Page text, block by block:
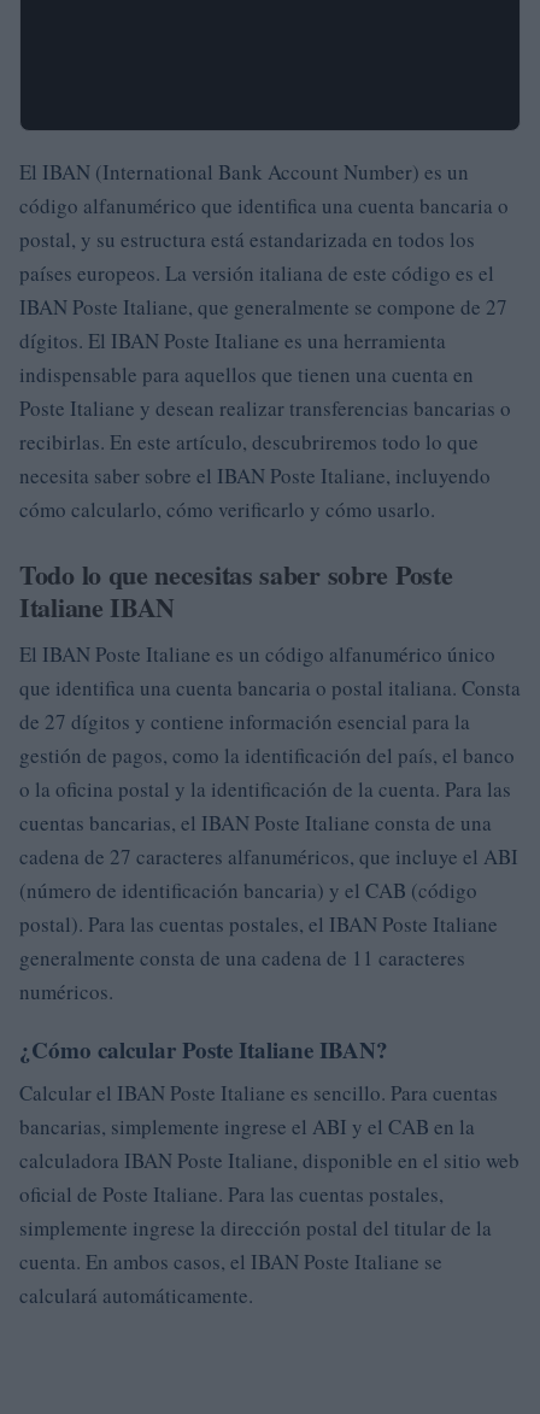
El IBAN (International Bank Account Number) es un
código alfanumérico que identifica una cuenta bancaria o
postal, y su estructura está estandarizada en todos los
países europeos. La versión italiana de este código es el
IBAN Poste Italiane, que generalmente se compone de 27
dígitos. El IBAN Poste Italiane es una herramienta
indispensable para aquellos que tienen una cuenta en
Poste Italiane y desean realizar transferencias bancarias o
recibirlas. En este artículo, descubriremos todo lo que
necesita saber sobre el IBAN Poste Italiane, incluyendo
cómo calcularlo, cómo verificarlo y cómo usarlo.
Todo lo que necesitas saber sobre Poste
Italiane IBAN
El IBAN Poste Italiane es un código alfanumérico único
que identifica una cuenta bancaria o postal italiana. Consta
de 27 dígitos y contiene información esencial para la
gestión de pagos, como la identificación del país, el banco
o la oficina postal y la identificación de la cuenta. Para las
cuentas bancarias, el IBAN Poste Italiane consta de una
cadena de 27 caracteres alfanuméricos, que incluye el ABI
(número de identificación bancaria) y el CAB (código
postal). Para las cuentas postales, el IBAN Poste Italiane
generalmente consta de una cadena de 11 caracteres
numéricos.
¿Cómo calcular Poste Italiane IBAN?
Calcular el IBAN Poste Italiane es sencillo. Para cuentas
bancarias, simplemente ingrese el ABI y el CAB en la
calculadora IBAN Poste Italiane, disponible en el sitio web
oficial de Poste Italiane. Para las cuentas postales,
simplemente ingrese la dirección postal del titular de la
cuenta. En ambos casos, el IBAN Poste Italiane se
calculará automáticamente.